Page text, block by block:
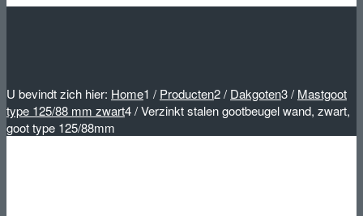
U bevindt zich hier: Home1 / Producten2/ Dakgoten3/ Mastgoot
type 125/88 mm zwart4/Verzinkt stalen gootbeugel wand, zwart,
goot type 125/88mm